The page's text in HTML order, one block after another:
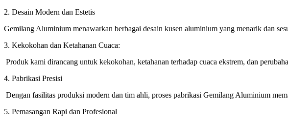
2. Desain Modern dan Estetis
Gemilang Aluminium menawarkan berbagai desain kusen aluminium yang menarik dan
3. Kekokohan dan Ketahanan Cuaca:
Produk kami dirancang untuk kekokohan, ketahanan terhadap cuaca ekstrem, dan
4. Pabrikasi Presisi
Dengan fasilitas produksi modern dan tim ahli, proses pabrikasi Gemilang Aluminium
5. Pemasangan Rapi dan Profesional